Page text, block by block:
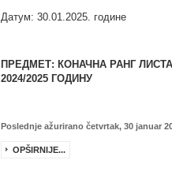
Датум: 30.01.2025. године
ПРЕДМЕТ: КОНАЧНА РАНГ
2024/2025 ГОДИНУ
Poslednje ažurirano četvrtak, 30 januar
OPŠIRNIJE...